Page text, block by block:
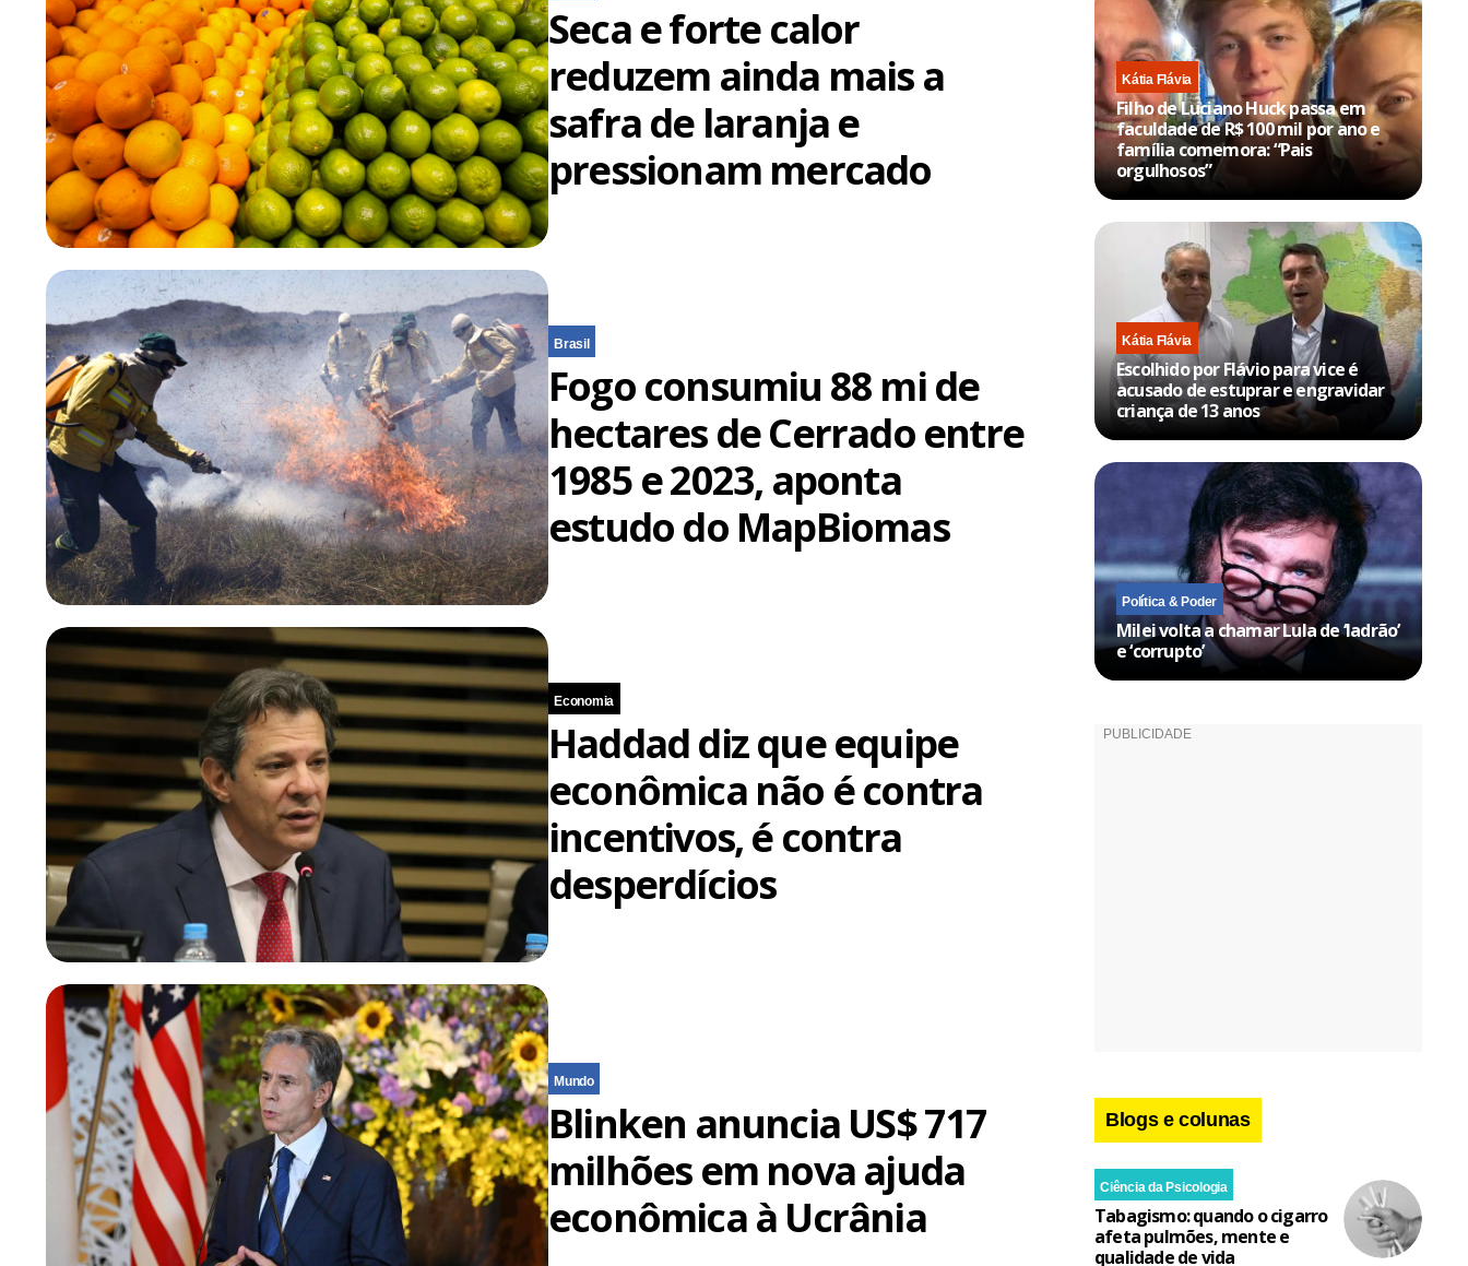
Seca e forte calor
reduzem ainda mais a
safra de laranja e
pressionam mercado
Brasil
Fogo consumiu 88 mi de
hectares de Cerrado entre
1985 e 2023, aponta
estudo do MapBiomas
Economia
Haddad diz que equipe
econômica não é contra
incentivos, é contra
desperdícios
Mundo
Blinken anuncia US$ 717
milhões em nova ajuda
econômica à Ucrânia
Kátia Flávia
Filho de Luciano Huck passa em
faculdade de R$ 100 mil por ano e
família comemora: “Pais
orgulhosos”
Kátia Flávia
Escolhido por Flávio para vice é
acusado de estuprar e engravidar
criança de 13 anos
Política & Poder
Milei volta a chamar Lula de ‘ladrão’
e ‘corrupto’
Blogs e colunas
Ciência da Psicologia
Tabagismo: quando o cigarro
afeta pulmões, mente e
qualidade de vida